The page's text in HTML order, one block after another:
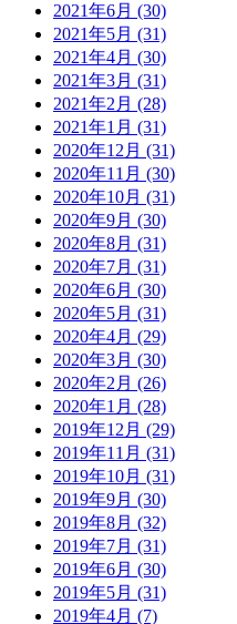
2021年6月 (30)
2021年5月 (31)
2021年4月 (30)
2021年3月 (31)
2021年2月 (28)
2021年1月 (31)
2020年12月 (31)
2020年11月 (30)
2020年10月 (31)
2020年9月 (30)
2020年8月 (31)
2020年7月 (31)
2020年6月 (30)
2020年5月 (31)
2020年4月 (29)
2020年3月 (30)
2020年2月 (26)
2020年1月 (28)
2019年12月 (29)
2019年11月 (31)
2019年10月 (31)
2019年9月 (30)
2019年8月 (32)
2019年7月 (31)
2019年6月 (30)
2019年5月 (31)
2019年4月 (7)